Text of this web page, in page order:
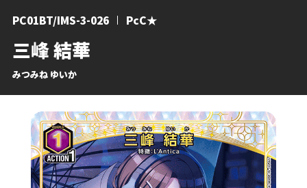
三峰 結華
みつみね ゆいか
PC01BT/IMS-3-026 PcC★